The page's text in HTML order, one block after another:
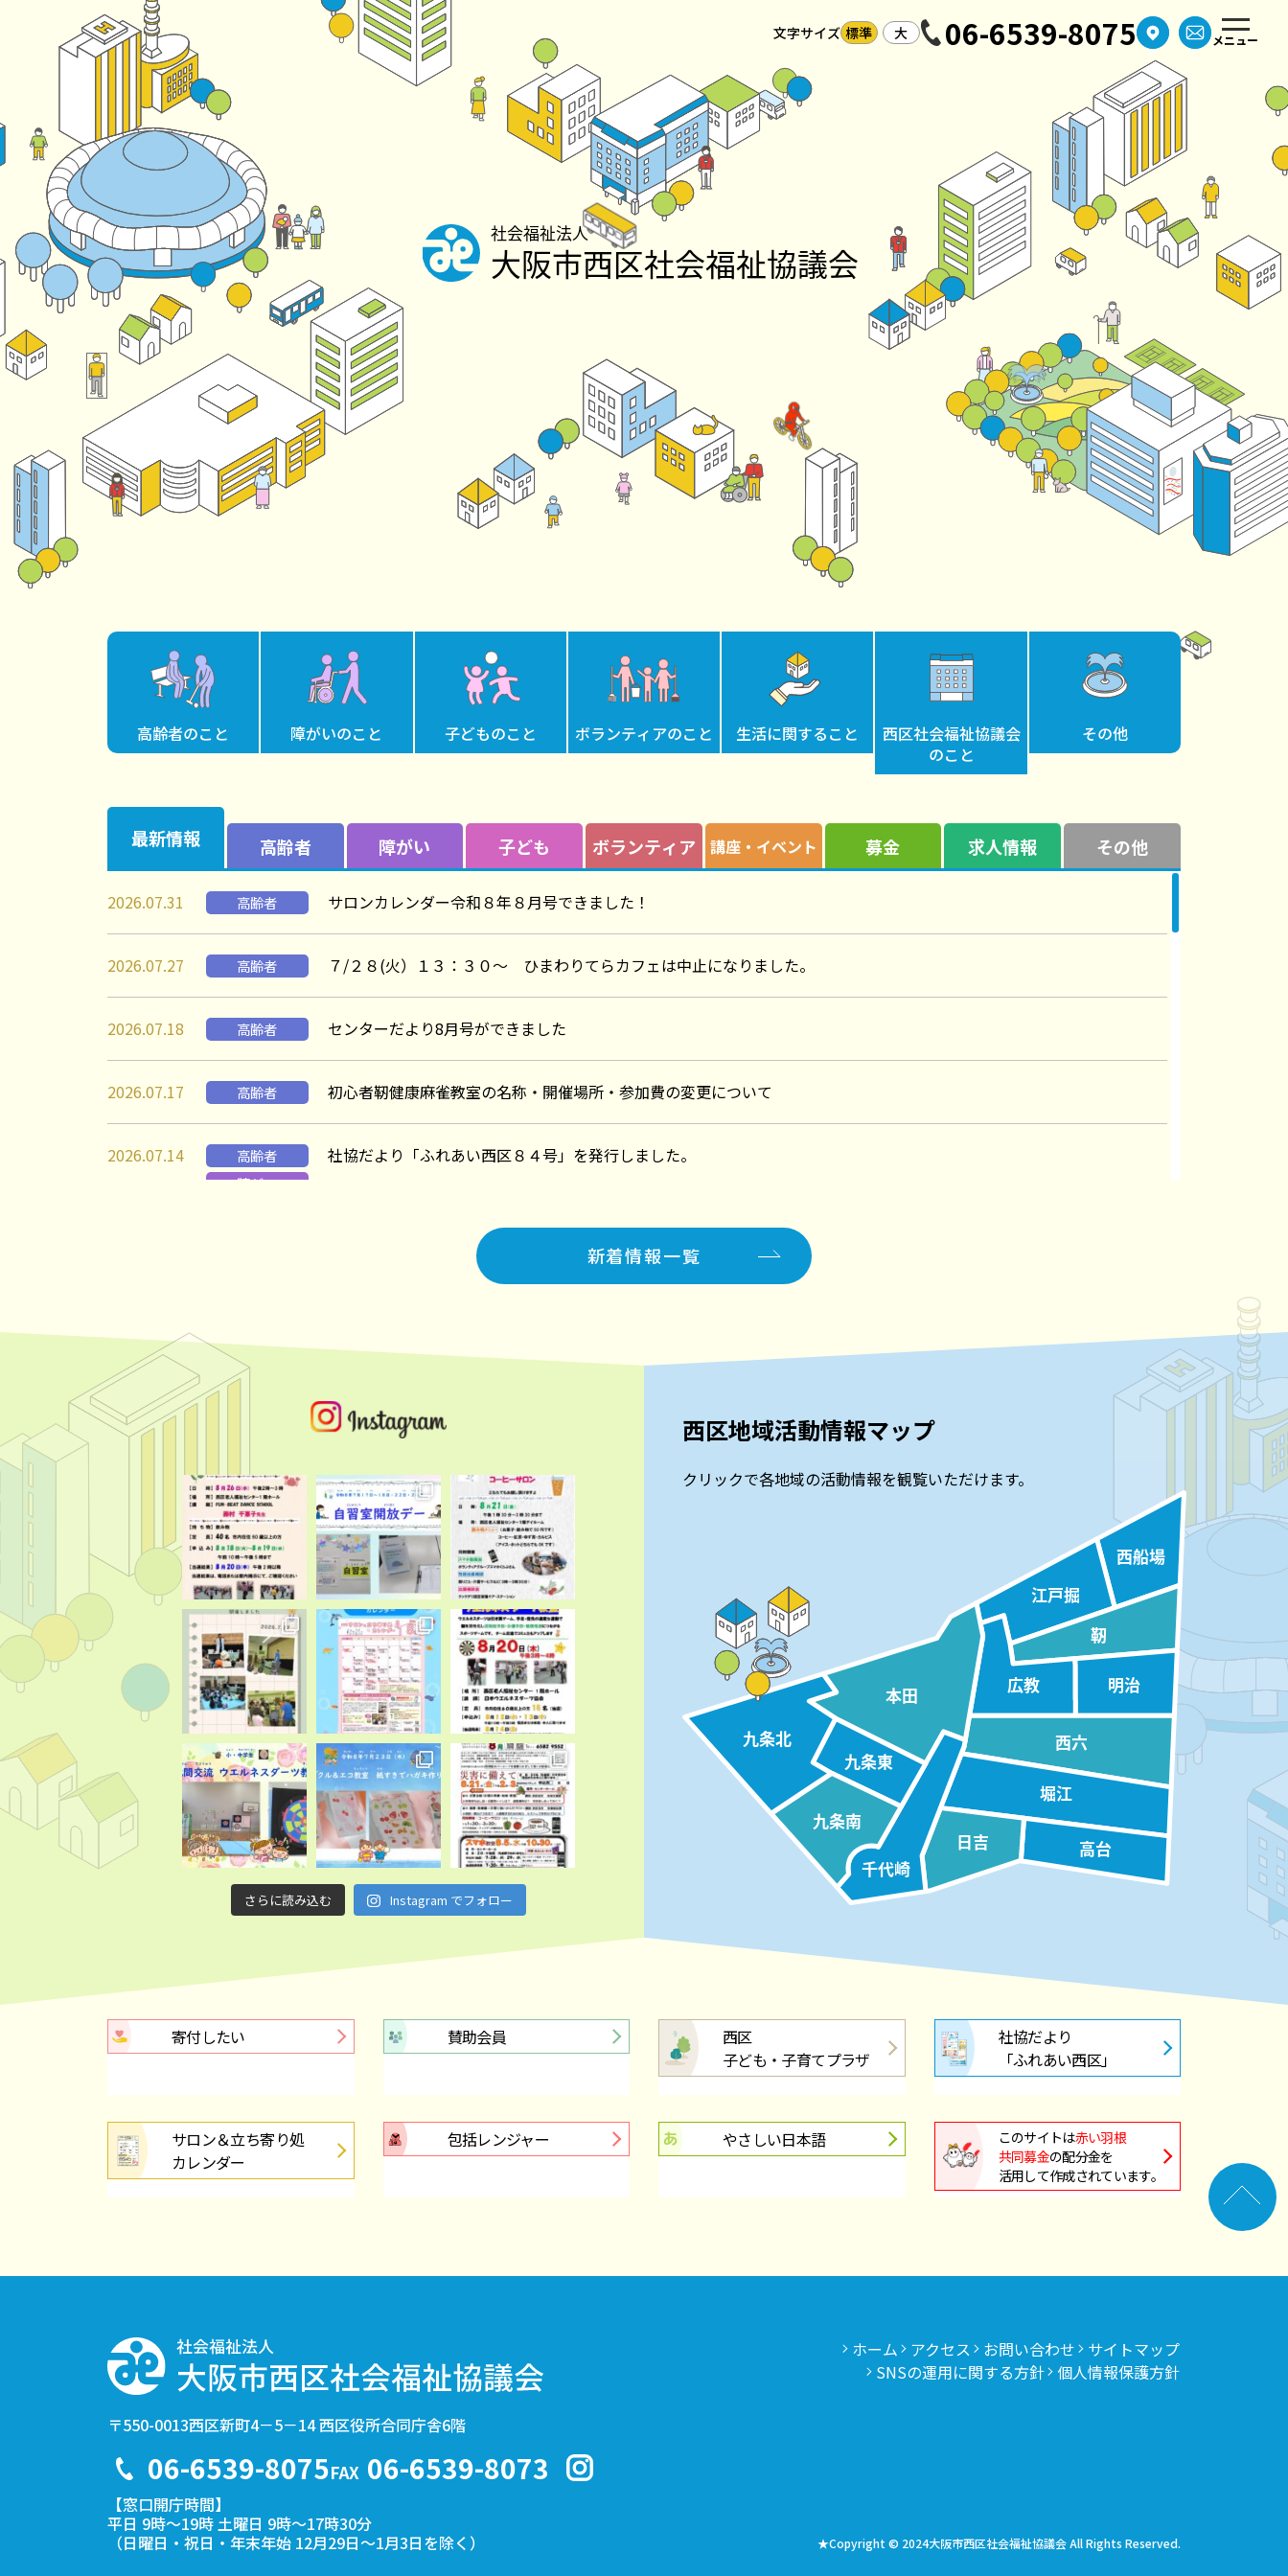
文字サイズ 標準 大 06-6539-8075 メニュー
高齢者のこと 障がいのこと 子どものこと ボランティアのこと 生活に関すること
西区社会福祉協議会
のこと
その他
最新情報 高齢者 障がい 子ども ボランティア 講座・イベント 募金 求人情報 その他
2026.07.31 高齢者 サロンカレンダー令和８年８月号できました！
2026.07.27 高齢者 ７/２８(火）１３：３０～ ひまわりてらカフェは中止になりました。
2026.07.18 高齢者 センターだより8月号ができました
2026.07.17 高齢者 初心者靭健康麻雀教室の名称・開催場所・参加費の変更について
2026.07.14
高齢者
障がい
社協だより「ふれあい西区８４号」を発行しました。
2026.07.13
高齢者
2026.07.02 高齢者 第５５回 認知症の方を介護している家族のつどい開催について
2026.07.01 講座・イベント ～おもしろ科学実験ショーと作って遊べる楽しい工作～「電気のふしぎ発見！」を開催します
2026.07.01 講座・イベント 令和８年西区民まつり「出展団体・ステージ出演者募集！」
2026.06.30 高齢者 サロンカレンダー令和８年７月号できました！
2026.06.24 お知らせ 包括レンジャー7月号ができました
2026.06.16
子ども
講座・イベント
「第21回 子育て交流会 てをつなごう！」を開催します！
高齢者 西区老人福祉センター「卓球ひろば」６月１５日（月）より再開いたします
『令和８年度共同募金配分金・地域募金助成金事業』のご案内について
2026.05.27 高齢者 包括レンジャー6月号ができました
新着情報一覧
西区地域活動情報マップ
クリックで各地域の活動情報を観覧いただけます。
西船場
江戸掘
靭
明治
広教
西六
堀江
高台
日吉
本田
千代崎
九条東
九条南
九条北
さらに読み込む Instagram でフォロー
寄付したい 賛助会員
西区
子ども・子育てプラザ
社協だより
「ふれあい西区」
サロン＆立ち寄り処
カレンダー
包括レンジャー やさしい日本語 このサイトは赤い羽根
共同募金の配分金を
活用して作成されています。
TEL 06-6539-8075FAX 06-6539-8073
〒550-0013西区新町4－5－14西区役所合同庁舎6階
【窓口開庁時間】
平日 9時～19時土曜日 9時～17時30分
（日曜日・祝日・年末年始 12月29日～1月3日を除く）
ホーム アクセス お問い合わせ
サイトマップ
SNSの運用に関する方針 個人情報保護方針
★Copyright © 2024大阪市西区社会福祉協議会 All Rights Reserved.